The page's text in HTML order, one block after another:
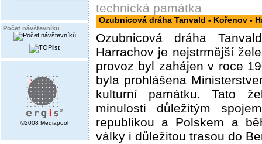
Počet návštevníků
©2008 Mediapool
technická památka
Ozubnicová dráha Tanvald - Kořenov -
Ozubnicová dráha
Harrachov je nejstrmější
provoz byl zahájen v roce
byla prohlášena
kulturní památku. Tato
minulosti důležitým
republikou a Polskem a
války i důležitou trasou do